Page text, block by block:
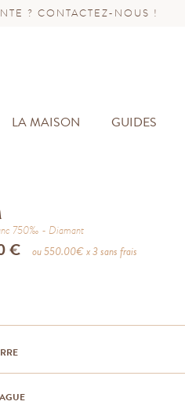
? CONTACTEZ-NOUS !
LA MAISON GUIDES
750‰ Diamant
€ ou550.00€ x 3 sans frais